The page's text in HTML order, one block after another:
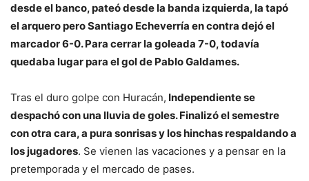
desde el banco, pateó desde la banda izquierda, la tapó
el arquero pero Santiago Echeverría en contra dejó el
marcador 6-0. Para cerrar la goleada 7-0, todavía
quedaba lugar para el gol de Pablo Galdames.
Tras el duro golpe con Huracán, Independiente se
despachó con una lluvia de goles. Finalizó el semestre
con otra cara, a pura sonrisas y los hinchas respaldando a
los jugadores. Se vienen las vacaciones y a pensar en la
pretemporada y el mercado de pases.